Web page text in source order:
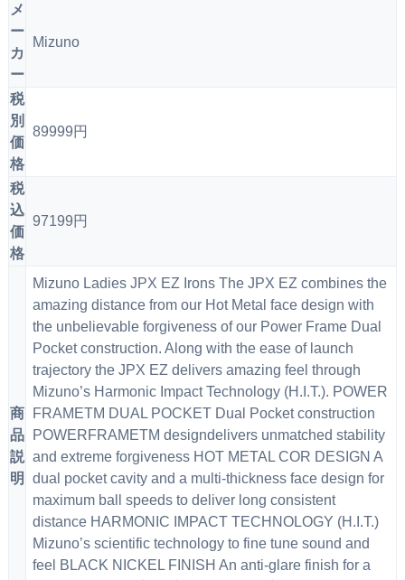
メ
ー
カ
ー
Mizuno
税
別
価
格
89999円
税
込
価
格
97199円
商
品
説
明
Mizuno Ladies JPX EZ Irons The JPX EZ combines the
amazing distance from our Hot Metal face design with
the unbelievable forgiveness of our Power Frame Dual
Pocket construction. Along with the ease of launch
trajectory the JPX EZ delivers amazing feel through
Mizuno’s Harmonic Impact Technology (H.I.T.). POWER
FRAMETM DUAL POCKET Dual Pocket construction
POWERFRAMETM designdelivers unmatched stability
and extreme forgiveness HOT METAL COR DESIGN A
dual pocket cavity and a multi-thickness face design for
maximum ball speeds to deliver long consistent
distance HARMONIC IMPACT TECHNOLOGY (H.I.T.)
Mizuno’s scientific technology to fine tune sound and
feel BLACK NICKEL FINISH An anti-glare finish for a